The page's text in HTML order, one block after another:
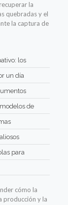
la
quebradas y el
la captura de
los
un día
de
para
cómo la
producción y la